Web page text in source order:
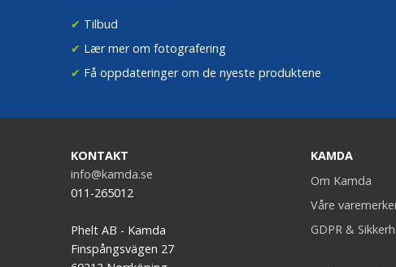
✔ Tilbud
✔ Lær mer om fotografering
✔ Få oppdateringer om de nyeste produktene
KONTAKT
info@kamda.se
011-265012
Phelt AB - Kamda
Finspångsvägen 27
KAMDA
Om Kamda
Våre
GDPR &